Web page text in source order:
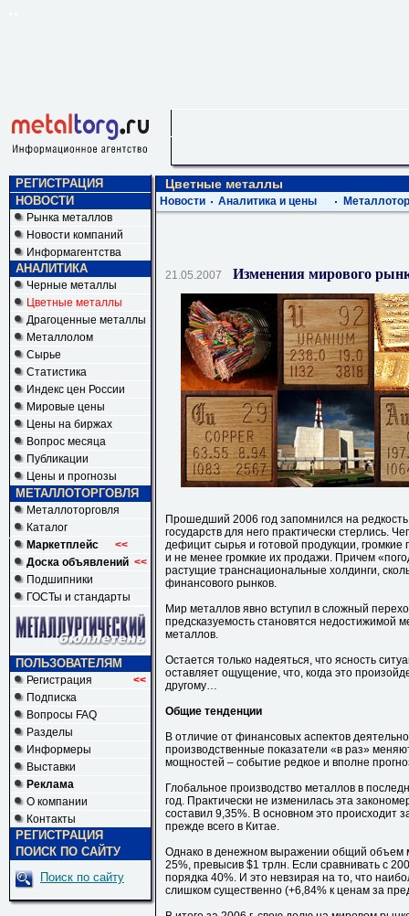
РЕГИСТРАЦИЯ
НОВОСТИ
Рынка металлов
Новости компаний
Информагентства
АНАЛИТИКА
Черные металлы
Цветные металлы
Драгоценные металлы
Металлолом
Сырье
Статистика
Индекс цен России
Мировые цены
Цены на биржах
Вопрос месяца
Публикации
Цены и прогнозы
МЕТАЛЛОТОРГОВЛЯ
Металлоторговля
Каталог
Маркетплейс
<<
Доска объявлений <<
Подшипники
ГОСТы и стандарты
ПОЛЬЗОВАТЕЛЯМ
Регистрация <<
Подписка
Вопросы FAQ
Разделы
Информеры
Выставки
Реклама
О компании
Контакты
РЕГИСТРАЦИЯ
ПОИСК ПО САЙТУ
Поиск по сайту
Цветные металлы
Новости Аналитика и цены
21.05.2007 Изменения мирового
Прошедший 2006 год запомнился на
государств для него практически стерлись.
дефицит сырья и готовой продукции, громкие
и не менее громкие их продажи. Причем
растущие транснациональные холдинги,
финансового рынков.
Мир металлов явно вступил в сложный
предсказуемость становятся недостижимой
металлов.
Остается только надеяться, что ясность
оставляет ощущение, что, когда это
другому…
Общие тенденции
В отличие от финансовых аспектов
производственные показатели «в раз»
мощностей – событие редкое и вполне
Глобальное производство металлов в
год. Практически не изменилась эта
составил 9,35%. В основном это происходит
прежде всего в Китае.
Однако в денежном выражении общий объем
25%, превысив $1 трлн. Если сравнивать с
порядка 40%. И это невзирая на то, что
слишком существенно (+6,84% к ценам за